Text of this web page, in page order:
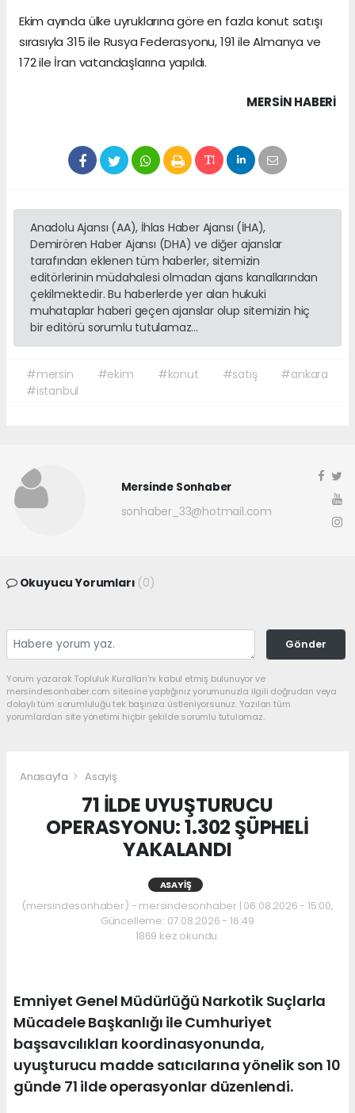
Ekim ayında ülke uyruklarına göre en fazla konut satışı
sırasıyla 315 ile Rusya Federasyonu, 191 ile Almanya ve
172 ile İran vatandaşlarına yapıldı.
MERSIN HABERİ
Anadolu Ajansı (AA), İhlas Haber Ajansı (İHA),
Demirören Haber Ajansı (DHA) ve diğer ajanslar
tarafından eklenen tüm haberler, sitemizin
editörlerinin müdahalesi olmadan ajans kanallarından
çekilmektedir. Bu haberlerde yer alan hukuki
muhataplar haberi geçen ajanslar olup sitemizin hiç
bir editörü sorumlu tutulamaz...
#mersin #ekim #konut #satış
#ankara
#istanbul
Mersinde Sonhaber
sonhaber_33@hotmail.com
Okuyucu Yorumları (0)
Gönder
Yorum yazarak Topluluk Kuralları’nı kabul etmiş bulunuyor ve
mersindesonhaber.com sitesine yaptığınız yorumunuzla ilgili doğrudan veya
dolaylı tüm sorumluluğu tek başınıza üstleniyorsunuz. Yazılan tüm
yorumlardan site yönetimi hiçbir şekilde sorumlu tutulamaz.
Anasayfa Asayiş
71 İLDE UYUŞTURUCU
OPERASYONU: 1.302 ŞÜPHELİ
YAKALANDI
ASAYIŞ
(mersindesonhaber) - mersindesonhaber | 06.08.2026 - 15:00,
Güncelleme: 07.08.2026 - 16:49
1869 kez okundu.
Emniyet Genel Müdürlüğü Narkotik Suçlarla
Mücadele Başkanlığı ile Cumhuriyet
başsavcılıkları koordinasyonunda,
uyuşturucu madde satıcılarına yönelik son 10
günde 71 ilde operasyonlar düzenlendi.